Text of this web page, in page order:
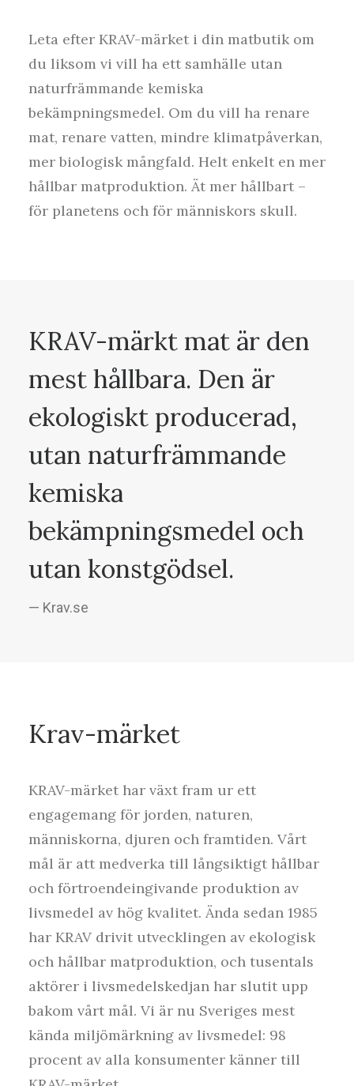
Leta efter KRAV-märket i din matbutik om
du liksom vi vill ha ett samhälle utan
naturfrämmande kemiska
bekämpningsmedel. Om du vill ha renare
mat, renare vatten, mindre klimatpåverkan,
mer biologisk mångfald. Helt enkelt en mer
hållbar matproduktion. Ät mer hållbart –
för planetens och för människors skull.
KRAV-märkt mat är den
mest hållbara. Den är
ekologiskt producerad,
utan naturfrämmande
kemiska
bekämpningsmedel och
utan konstgödsel.
— Krav.se
Krav-märket
KRAV-märket har växt fram ur ett
engagemang för jorden, naturen,
människorna, djuren och framtiden. Vårt
mål är att medverka till långsiktigt hållbar
och förtroendeingivande produktion av
livsmedel av hög kvalitet. Ända sedan 1985
har KRAV drivit utvecklingen av ekologisk
och hållbar matproduktion, och tusentals
aktörer i livsmedelskedjan har slutit upp
bakom vårt mål. Vi är nu Sveriges mest
kända miljömärkning av livsmedel: 98
procent av alla konsumenter känner till